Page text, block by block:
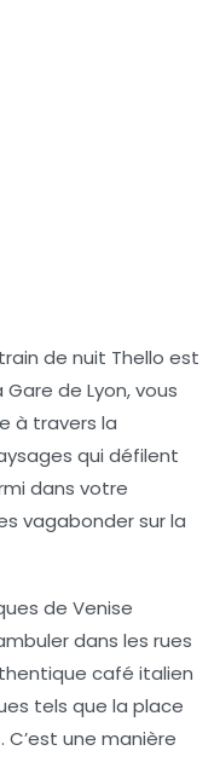
de nuit Thello est
de Lyon, vous
à travers la
qui défilent
dans votre
vagabonder sur la
de Venise
dans les rues
café italien
tels que la place
. C’est une manière